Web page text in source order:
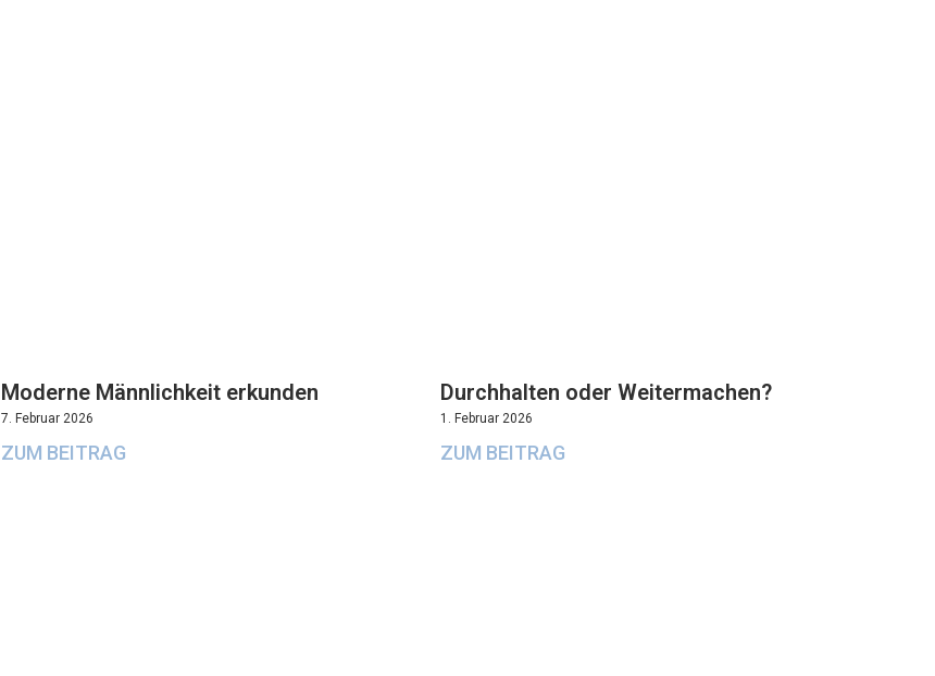
Moderne Männlichkeit erkunden
7. Februar 2026
ZUM BEITRAG
Durchhalten oder Weitermachen?
1. Februar 2026
ZUM BEITRAG